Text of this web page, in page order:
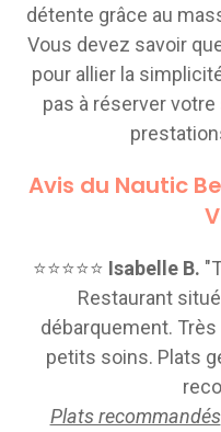
détente grâce au
Vous devez savoir
pour allier la
pas à réserver
Avis du Nautic
⭐⭐⭐⭐⭐ Isabelle B.
Restaurant
débarquement.
petits soins. Plats
Plats recommandés